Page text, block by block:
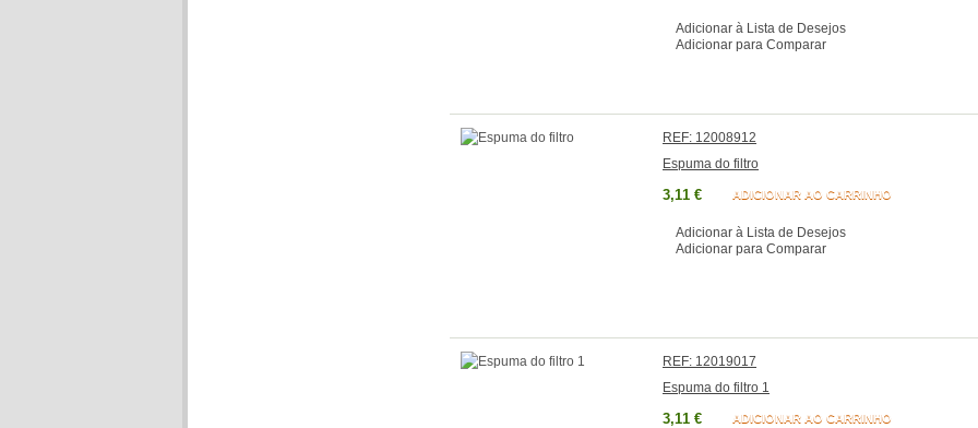
Adicionar à Lista de Desejos
Adicionar para Comparar
REF: 12008912
Espuma do filtro
3,11 € ADICIONAR AO CARRINHO
Adicionar à Lista de Desejos
Adicionar para Comparar
REF: 12019017
Espuma do filtro 1
3,11 € ADICIONAR AO CARRINHO